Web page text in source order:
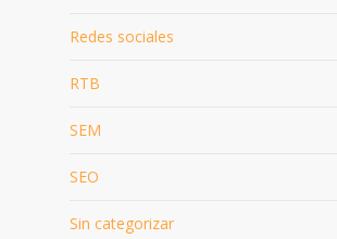
Redes sociales
RTB
SEM
SEO
Sin categorizar